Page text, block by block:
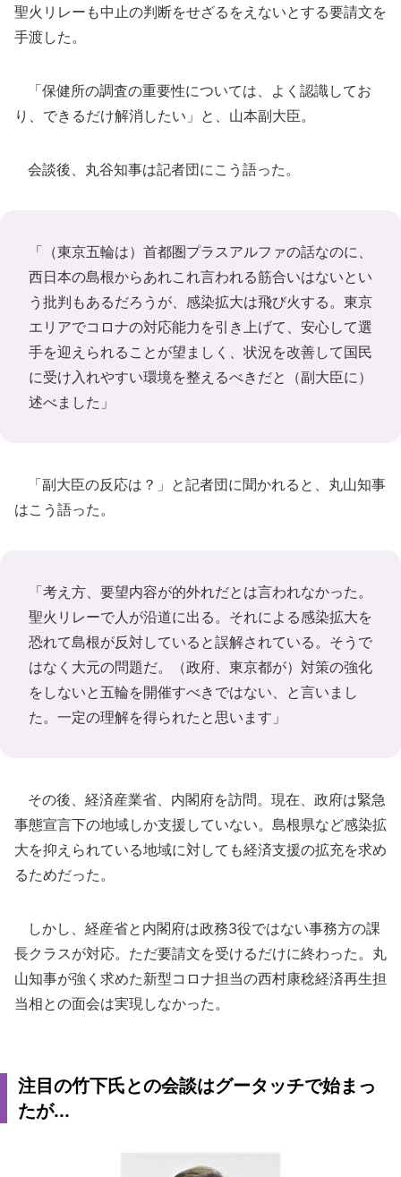
聖火リレーも中止の判断をせざるをえないとする要請文を
手渡した。
「保健所の調査の重要性については、よく認識してお
り、できるだけ解消したい」と、山本副大臣。
会談後、丸谷知事は記者団にこう語った。
「（東京五輪は）首都圏プラスアルファの話なのに、
西日本の島根からあれこれ言われる筋合いはないとい
う批判もあるだろうが、感染拡大は飛び火する。東京
エリアでコロナの対応能力を引き上げて、安心して選
手を迎えられることが望ましく、状況を改善して国民
に受け入れやすい環境を整えるべきだと（副大臣に）
述べました」
「副大臣の反応は？」と記者団に聞かれると、丸山知事
はこう語った。
「考え方、要望内容が的外れだとは言われなかった。
聖火リレーで人が沿道に出る。それによる感染拡大を
恐れて島根が反対していると誤解されている。そうで
はなく大元の問題だ。（政府、東京都が）対策の強化
をしないと五輪を開催すべきではない、と言いまし
た。一定の理解を得られたと思います」
その後、経済産業省、内閣府を訪問。現在、政府は緊急
事態宣言下の地域しか支援していない。島根県など感染拡
大を抑えられている地域に対しても経済支援の拡充を求め
るためだった。
しかし、経産省と内閣府は政務3役ではない事務方の課
長クラスが対応。ただ要請文を受けるだけに終わった。丸
山知事が強く求めた新型コロナ担当の西村康稔経済再生担
当相との面会は実現しなかった。
注目の竹下氏との会談はグータッチで始まっ
たが...